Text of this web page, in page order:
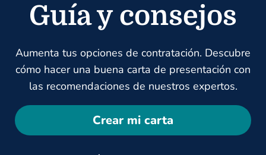
Guía y consejos
Aumenta tus opciones de contratación. Descubre
cómo hacer una buena carta de presentación con
las recomendaciones de nuestros expertos.
Crear mi carta